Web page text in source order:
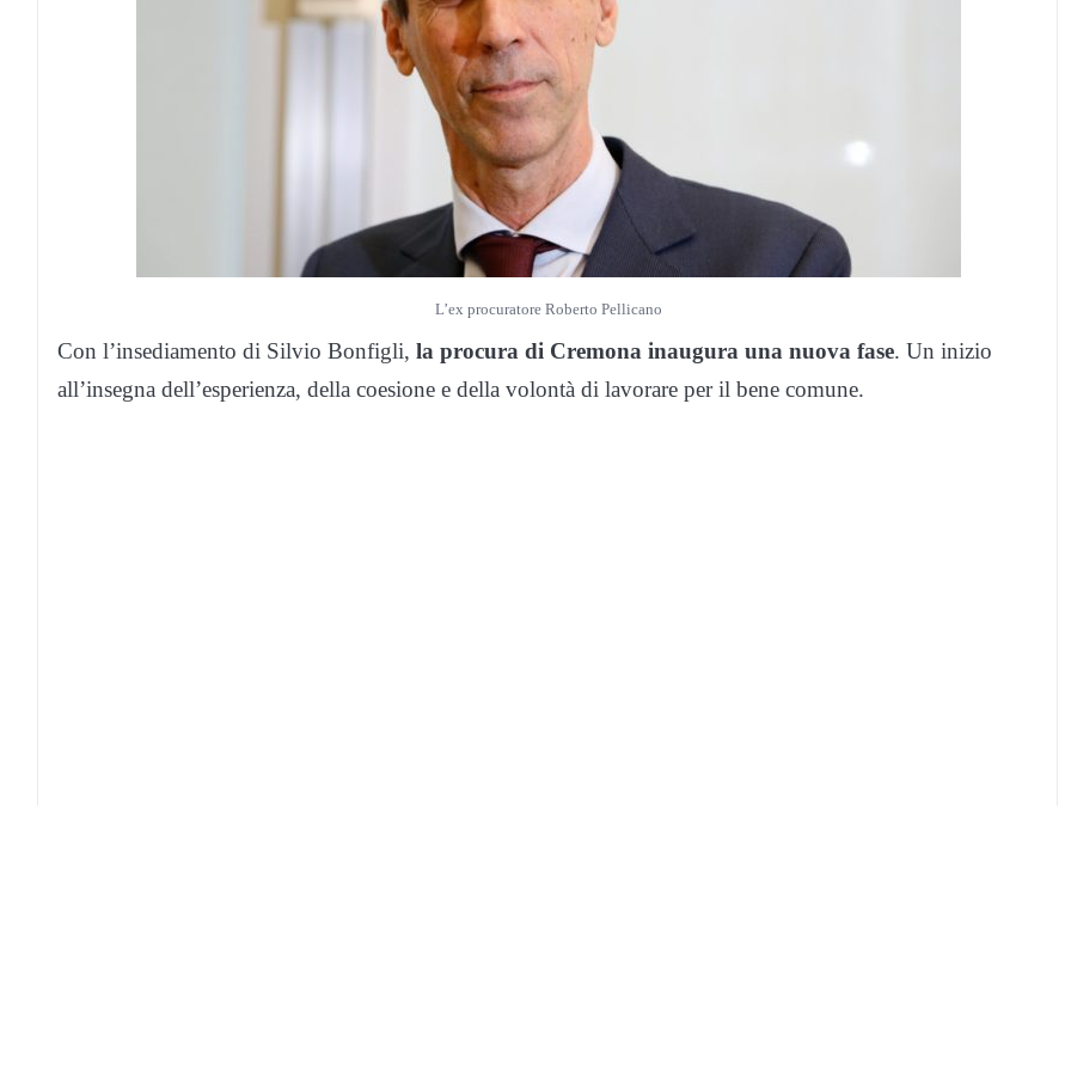
L’ex procuratore Roberto Pellicano
Con l’insediamento di Silvio Bonfigli, la procura di Cremona inaugura una nuova fase. Un inizio
all’insegna dell’esperienza, della coesione e della volontà di lavorare per il bene comune.